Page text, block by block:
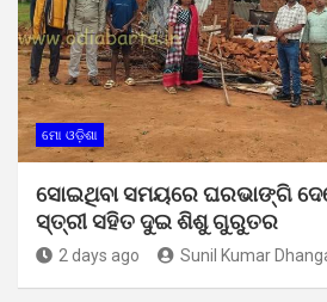
ମୋ ଓଡ଼ିଶା
ସୋଇଥିବା ସମୟରେ ଘରଭାଙ୍ଗି
ସ୍ତ୍ରୀ ସହିତ ଦୁଇ ଶିଶୁ ଗୁରୁତର
2 days ago Sunil Kumar